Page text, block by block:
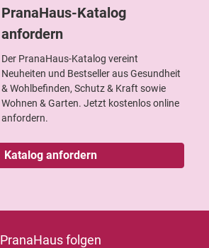
PranaHaus-Katalog
anfordern
Der PranaHaus-Katalog vereint
Neuheiten und Bestseller aus Gesundheit
& Wohlbefinden, Schutz & Kraft sowie
Wohnen & Garten. Jetzt kostenlos online
anfordern.
Katalog anfordern
PranaHaus folgen